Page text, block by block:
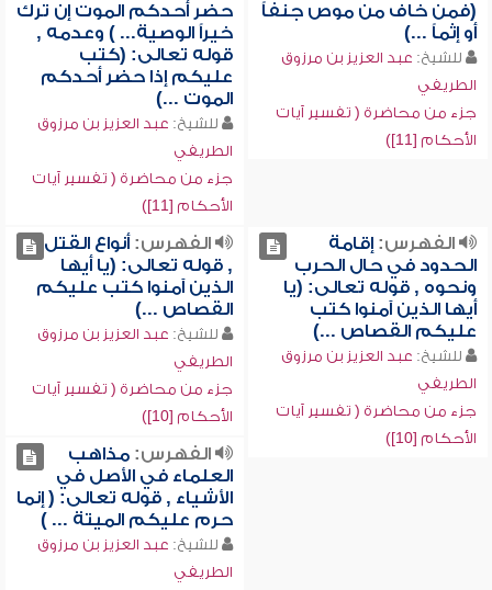
(فمن خاف من موص جنفاً
أو إثماً ...)
للشيخ: عبد العزيز بن مرزوق
الطريفي
جزء من محاضرة ( تفسير آيات
الأحكام [11])
حضر أحدكم الموت إن ترك
خيراً الوصية... ) وعدمه ,
قوله تعالى: (كتب
عليكم إذا حضر أحدكم
الموت ...)
للشيخ: عبد العزيز بن مرزوق
الطريفي
جزء من محاضرة ( تفسير آيات
الأحكام [11])
الفهرس:إقامة
الحدود في حال الحرب
ونحوه , قوله تعالى: (يا
أيها الذين آمنوا كتب
عليكم القصاص ...)
للشيخ: عبد العزيز بن مرزوق
الطريفي
جزء من محاضرة ( تفسير آيات
الأحكام [10])
الفهرس:أنواع القتل
, قوله تعالى: (يا أيها
الذين آمنوا كتب عليكم
القصاص ...)
للشيخ: عبد العزيز بن مرزوق
الطريفي
جزء من محاضرة ( تفسير آيات
الأحكام [10])
الفهرس:مذاهب
العلماء في الأصل في
الأشياء , قوله تعالى: ( إنما
حرم عليكم الميتة ... )
للشيخ: عبد العزيز بن مرزوق
الطريفي